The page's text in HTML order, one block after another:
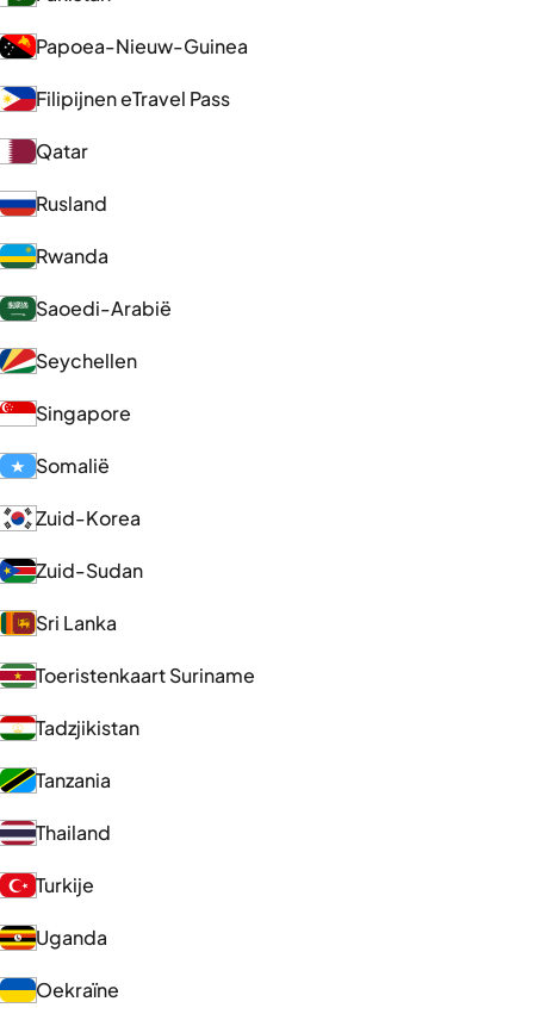
Papoea-Nieuw-Guinea
Filipijnen eTravel Pass
Qatar
Rusland
Rwanda
Saoedi-Arabië
Seychellen
Singapore
Somalië
Zuid-Korea
Zuid-Sudan
Sri Lanka
Toeristenkaart Suriname
Tadzjikistan
Tanzania
Thailand
Turkije
Uganda
Oekraïne